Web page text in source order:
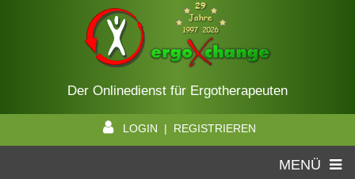
Der Onlinedienst für Ergotherapeuten
LOGIN | REGISTRIEREN
MENÜ